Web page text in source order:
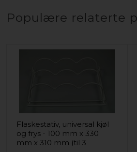
Populære relaterte
Flaskestativ, universal kjøl
og frys - 100 mm x 330
mm x 310 mm (til 3